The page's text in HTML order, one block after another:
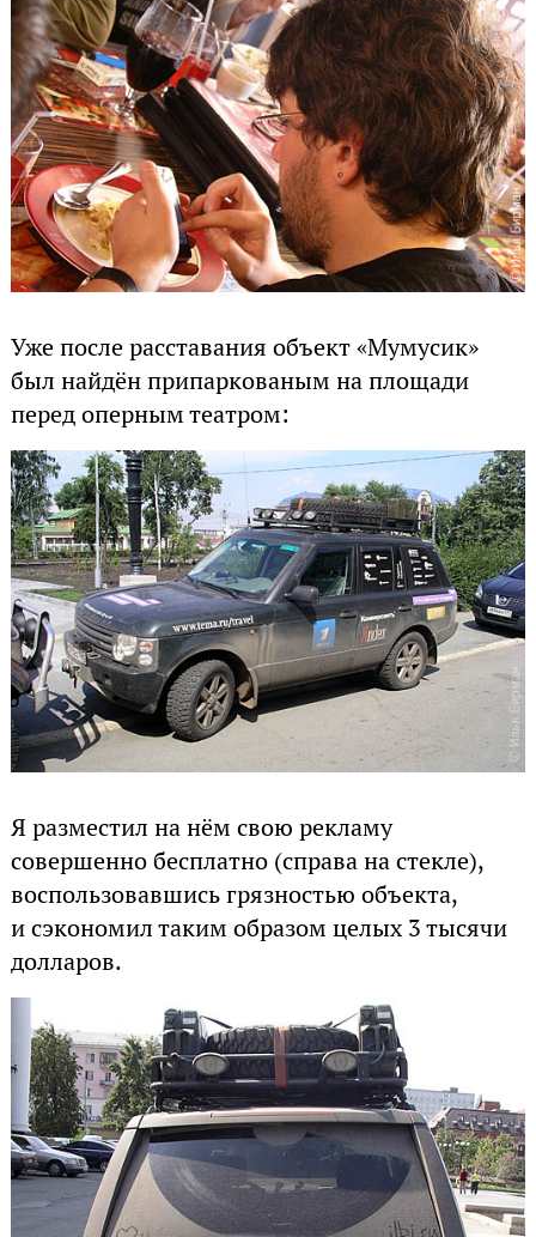
Уже после расставания объект «Мумусик»
был найдён припаркованым на площади
перед оперным театром:
Я разместил на нём свою рекламу
совершенно бесплатно (справа на стекле),
воспользовавшись грязностью объекта,
и сэкономил таким образом целых 3 тысячи
долларов.